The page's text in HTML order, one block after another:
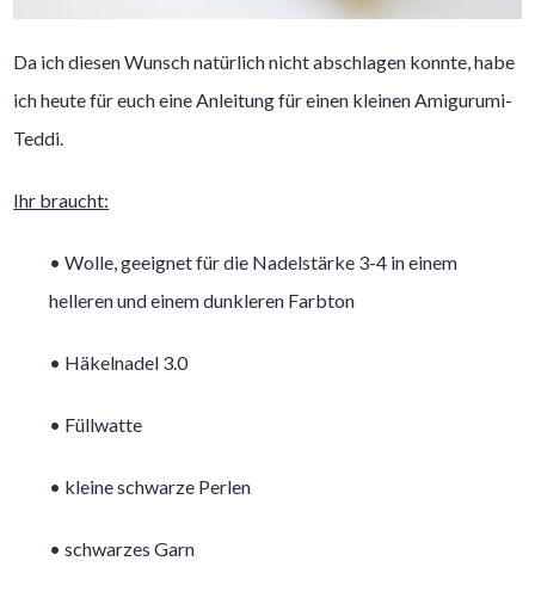
Da ich diesen Wunsch natürlich nicht abschlagen konnte, habe
ich heute für euch eine Anleitung für einen kleinen Amigurumi-
Teddi.
Ihr braucht:
• Wolle, geeignet für die Nadelstärke 3-4 in einem
helleren und einem dunkleren Farbton
• Häkelnadel 3.0
• Füllwatte
• kleine schwarze Perlen
• schwarzes Garn